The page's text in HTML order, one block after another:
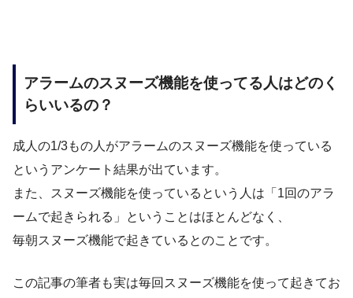
アラームのスヌーズ機能を使ってる人はどのく
らいいるの？
成人の1/3もの人がアラームのスヌーズ機能を使っている
というアンケート結果が出ています。
また、スヌーズ機能を使っているという人は「1回のアラ
ームで起きられる」ということはほとんどなく、
毎朝スヌーズ機能で起きているとのことです。
この記事の筆者も実は毎回スヌーズ機能を使って起きてお